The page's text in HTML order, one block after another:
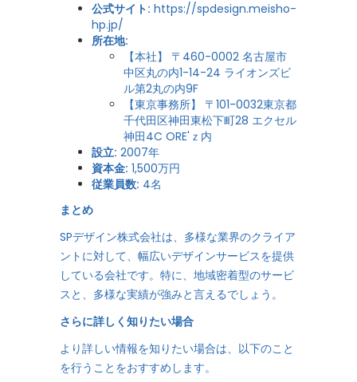
公式サイト: https://spdesign.meisho-
hp.jp/
所在地:
【本社】 〒460-0002 名古屋市
中区丸の内1-14-24 ライオンズビ
ル第2丸の内9F
【東京事務所】 〒101-0032東京都
千代田区神田東松下町28 エクセル
神田4C ORE'ｚ内
設立: 2007年
資本金: 1,500万円
従業員数: 4名
まとめ
SPデザイン株式会社は、多様な業界のクライア
ントに対して、幅広いデザインサービスを提供
している会社です。特に、地域密着型のサービ
スと、多様な実績が強みと言えるでしょう。
さらに詳しく知りたい場合
より詳しい情報を知りたい場合は、以下のこと
を行うことをおすすめします。